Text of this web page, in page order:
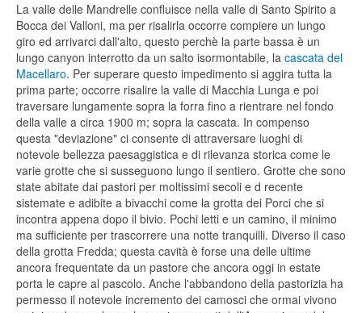
La valle delle Mandrelle confluisce nella valle di Santo Spirito a
Bocca dei Valloni, ma per risalirla occorre compiere un lungo
giro ed arrivarci dall'alto, questo perchè la parte bassa è un
lungo canyon interrotto da un salto isormontabile, la cascata del
Macellaro. Per superare questo impedimento si aggira tutta la
prima parte; occorre risalire la valle di Macchia Lunga e poi
traversare lungamente sopra la forra fino a rientrare nel fondo
della valle a circa 1900 m; sopra la cascata. In compenso
questa "deviazione" ci consente di attraversare luoghi di
notevole bellezza paesaggistica e di rilevanza storica come le
varie grotte che si susseguono lungo il sentiero. Grotte che sono
state abitate dai pastori per moltissimi secoli e d recente
sistemate e adibite a bivacchi come la grotta dei Porci che si
incontra appena dopo il bivio. Pochi letti e un camino, il minimo
ma sufficiente per trascorrere una notte tranquilli. Diverso il caso
della grotta Fredda; questa cavità è forse una delle ultime
ancora frequentate da un pastore che ancora oggi in estate
porta le capre al pascolo. Anche l'abbandono della pastorizia ha
permesso il notevole incremento dei camosci che ormai vivono